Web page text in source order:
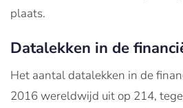
plaats.
Datalekken in de
Het aantal datalekken in de
2016 wereldwijd uit op 214,